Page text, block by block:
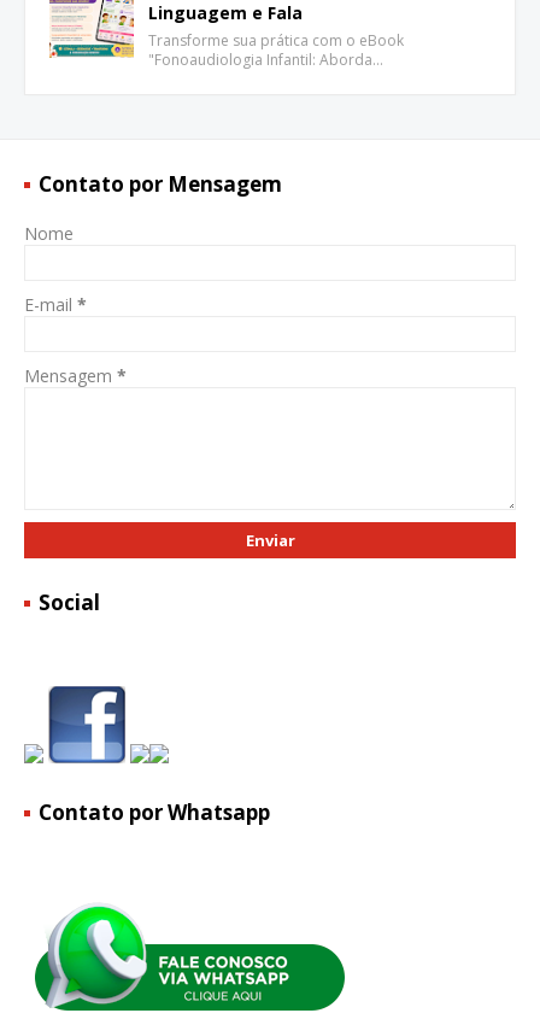
Linguagem e Fala
Transforme sua prática com o eBook
"Fonoaudiologia Infantil: Aborda…
Contato por Mensagem
Nome
E-mail *
Mensagem *
Social
Contato por Whatsapp